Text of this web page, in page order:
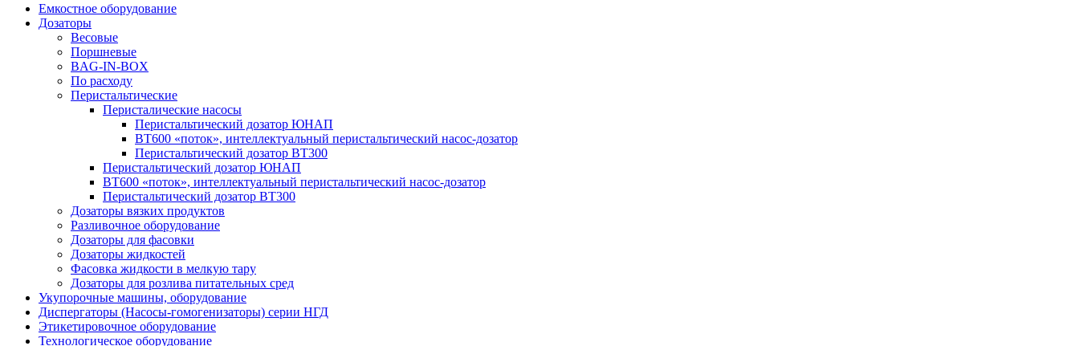
Емкостное оборудование
Дозаторы
Весовые
Поршневые
BAG-IN-BOX
По расходу
Перистальтические
Перисталические насосы
Перистальтический дозатор ЮНАП
BT600 «поток», интеллектуальный перистальтический насос-дозатор
Перистальтический дозатор ВТ300
Перистальтический дозатор ЮНАП
BT600 «поток», интеллектуальный перистальтический насос-дозатор
Перистальтический дозатор ВТ300
Дозаторы вязких продуктов
Разливочное оборудование
Дозаторы для фасовки
Дозаторы жидкостей
Фасовка жидкости в мелкую тару
Дозаторы для розлива питательных сред
Укупорочные машины, оборудование
Диспергаторы (Насосы-гомогенизаторы) серии НГД
Этикетировочное оборудование
Технологическое оборудование